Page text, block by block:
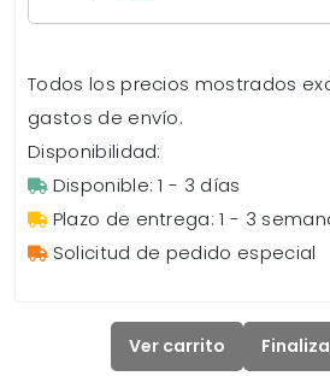
Todos los precios mostrados
gastos de envío.
Disponibilidad:
Disponible: 1 - 3 días
Plazo de entrega: 1 - 3
Solicitud de pedido especial
Ver carrito